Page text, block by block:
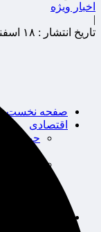
صفحه نخست
اقتصادی
حوزه بیمه
اخبار ویژه
|
تاریخ انتشار : ۱۸ اسفند ۱۴۰۳ - ۷:۵۰ |